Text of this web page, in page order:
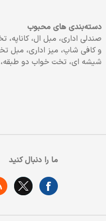
دسته‌بندی های محبوب
صندلی اداری، مبل ال،
و کافی شاپ، میز اداری، مبل
شیشه ای، تخت خواب دو
ما را دنبال کنید